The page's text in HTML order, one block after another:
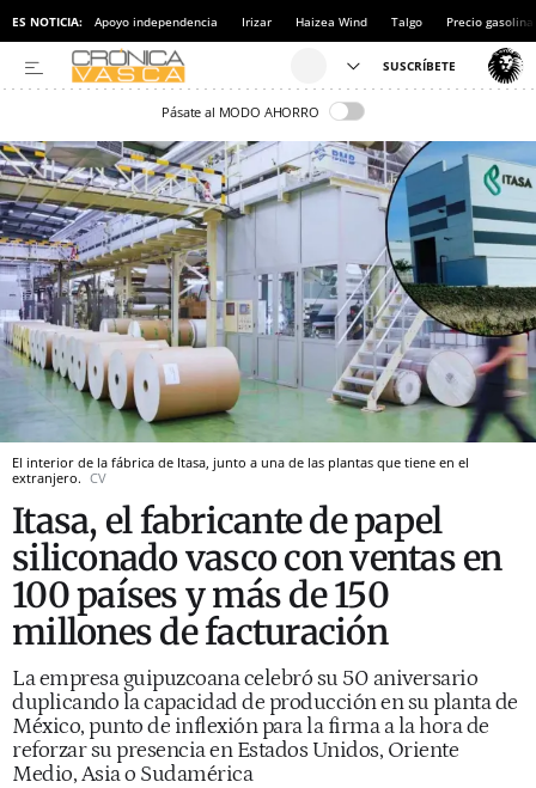
ES NOTICIA: Apoyo independencia Irizar Haizea Wind Talgo Precio gasolina
Pásate al MODO AHORRO
El interior de la fábrica de Itasa, junto a una de las plantas que tiene en el
extranjero. CV
Itasa, el fabricante de papel
siliconado vasco con ventas en
100 países y más de 150
millones de facturación
La empresa guipuzcoana celebró su 50 aniversario
duplicando la capacidad de producción en su planta de
México, punto de inflexión para la firma a la hora de
reforzar su presencia en Estados Unidos, Oriente
Medio, Asia o Sudamérica